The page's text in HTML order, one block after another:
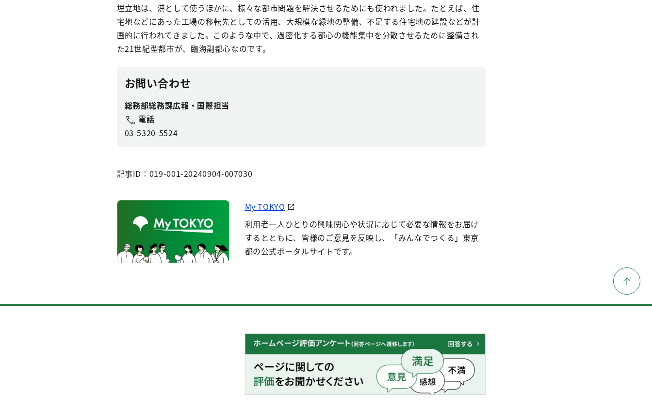
埋立地は、港として使うほかに、様々な都市問題を解決させるためにも使われました。たとえば、住
宅地などにあった工場の移転先としての活用、大規模な緑地の整備、不足する住宅地の建設などが計
画的に行われてきました。このような中で、過密化する都心の機能集中を分散させるために整備され
た21世紀型都市が、臨海副都心なのです。
お問い合わせ
総務部総務課広報・国際担当
電話
03-5320-5524
記事ID：019-001-20240904-007030
My TOKYO
利用者一人ひとりの興味関心や状況に応じて必要な情報をお届け
するとともに、皆様のご意見を反映し、「みんなでつくる」東京
都の公式ポータルサイトです。